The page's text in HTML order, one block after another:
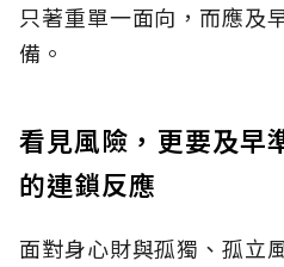
只著重單一面向，而應及
備。
看見風險，更要及
的連鎖反應
面對身心財與孤獨、孤立